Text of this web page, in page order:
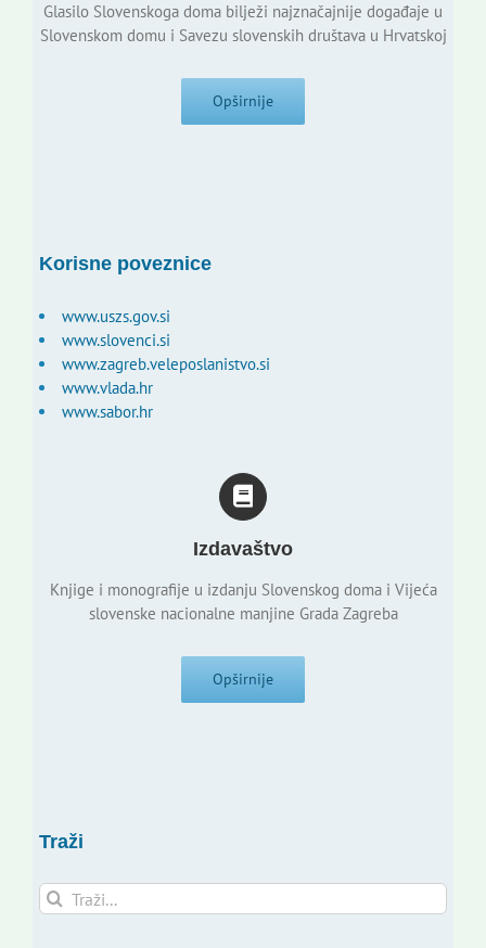
Glasilo Slovenskoga doma bilježi najznačajnije događaje u
Slovenskom domu i Savezu slovenskih društava u Hrvatskoj
Opširnije
Korisne poveznice
www.uszs.gov.si
www.slovenci.si
www.zagreb.veleposlanistvo.si
www.vlada.hr
www.sabor.hr
Izdavaštvo
Knjige i monografije u izdanju Slovenskog doma i Vijeća
slovenske nacionalne manjine Grada Zagreba
Opširnije
Traži
Traži...